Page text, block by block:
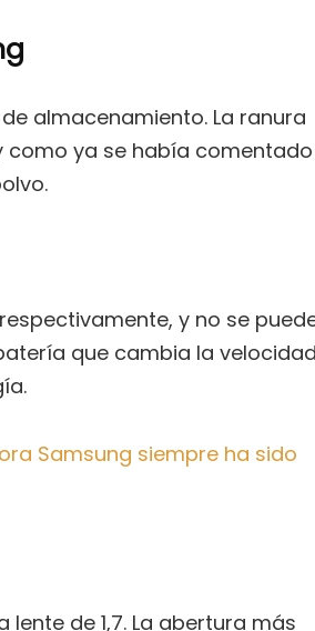
de almacenamiento. La ranura
como ya se había comentado
y no se
que cambia la
Samsung siempre ha sido
de 1,7. La abertura más